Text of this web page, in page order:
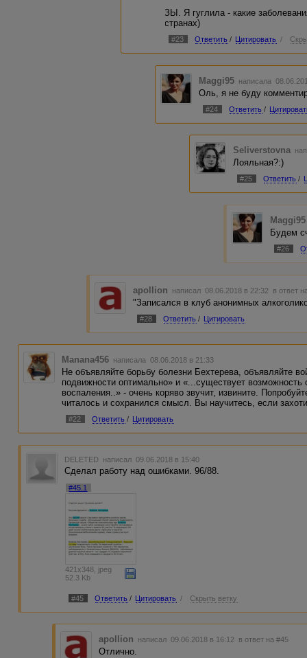
ЗЫ. Я гуглила - какие
странах)
#23 Ответить / Цитировать /
Maggi95 написала
Оль, я не буду
#24 Ответить /
Seliverstovna
Лояльная?:)
#25 Ответить /
Maggi95
Будем
#26
apollion написал 08.06.2018 в 22:32 в ответ
"Записался в клуб анонимных
#28 Ответить / Цитировать
Manana456 написала 08.06.2018 в 21:33
Не объявляйте борьбу болезни Бехтерева, объявляйте
подвижности оптимально» и «...существует возможность
воспаления..» - очень коряво звучит, извините.
читалось и сохранился смысл. Вы научитесь, если
#22 Ответить / Цитировать
DELETED написал 09.06.2018 в 15:40
Сделал работу над ошибками. 96/88.
#45.1
421x348, jpeg
52.3 Kb
#45 Ответить / Цитировать / Скрыть ветку
apollion написал 09.06.2018 в 16:12 в ответ на #45
Отлично.